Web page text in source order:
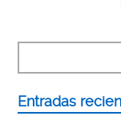
Entradas